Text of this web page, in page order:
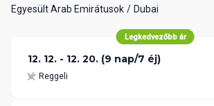
Egyesült Arab Emirátusok Dubai
Legkedvezőbb ár
12. 12. - 12. 20. (9 nap/7 éj)
Reggeli